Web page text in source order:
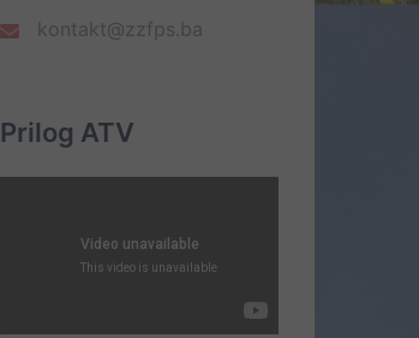
kontakt@zzfps.ba
Prilog ATV